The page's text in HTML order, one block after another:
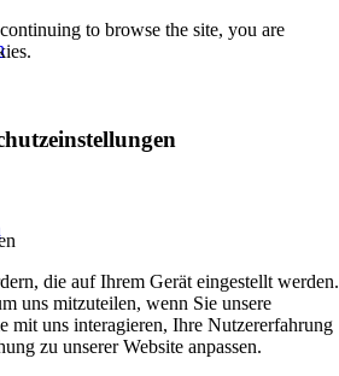
to browse the site, you are
die auf Ihrem Gerät eingestellt werden.
uns mitzuteilen, wenn Sie unsere
mit uns interagieren, Ihre Nutzererfahrung
zu unserer Website anpassen.